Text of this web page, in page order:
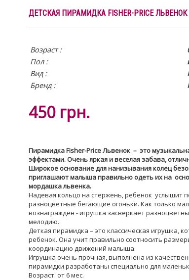
ДЕТСКАЯ ПИРАМИДКА FISHER-PRICE
Возраст :
Пол :
Вид :
Бренд :
450 грн.
Пирамидка Fisher-Price Львенок – это
эффектами. Очень яркая и веселая забава,
Широкое основание для нанизывания колец
приглашают малыша правильно одеть их на
мордашка львенка.
Надевая кольцо на стержень, ребенок услышит
разноцветные бегающие огоньки. Как только
вознагражден - игрушка засверкает
мелодию.
Деткая пирамидка – это классическая игрушка,
ребенок. Она учит правильно соотносить
координацию движений малыша.
Игрушка очень прочная, выполнена из
пирамидки разработаны специально для
Возраст: от 6 мес.